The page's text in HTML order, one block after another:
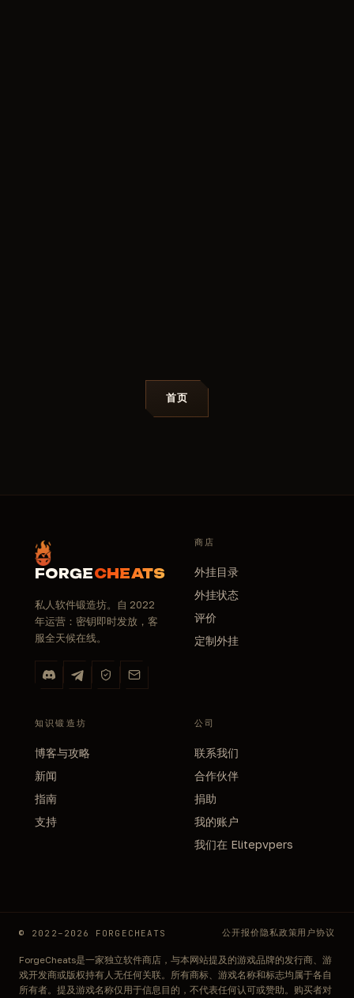
首页
FORGECHEATS
私人软件锻造坊。自 2022
年运营：密钥即时发放，客
服全天候在线。
商店
外挂目录
外挂状态
评价
定制外挂
知识锻造坊
博客与攻略
新闻
指南
支持
公司
联系我们
合作伙伴
捐助
我的账户
我们在 Elitepvpers
© 2022–2026 FORGECHEATS 公开报价隐私政策用户协议
ForgeCheats是一家独立软件商店，与本网站提及的游戏品牌的发行商、游
戏开发商或版权持有人无任何关联。所有商标、游戏名称和标志均属于各自
所有者。提及游戏名称仅用于信息目的，不代表任何认可或赞助。购买者对